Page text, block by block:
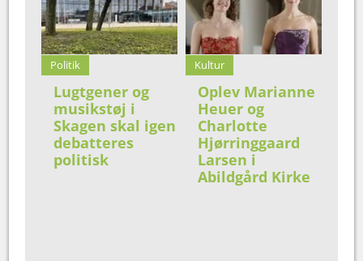
Politik
Lugtgener og
musikstøj i
Skagen skal igen
debatteres
politisk
Kultur
Oplev Marianne
Heuer og
Charlotte
Hjørringgaard
Larsen i
Abildgård Kirke